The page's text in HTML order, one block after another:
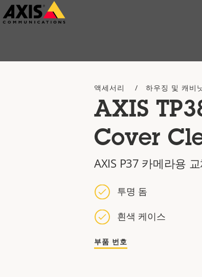
주
요
액세서리 하우징 및 캐비
AXIS
Cover
AXIS P37 카메라용
투명 돔
흰색 케이스
부품 번호